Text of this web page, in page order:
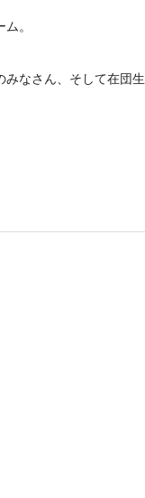
。
みなさん、そして在団生